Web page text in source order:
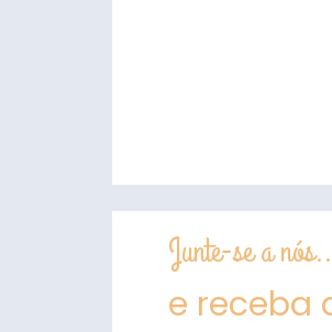
Junte-se a
e receba